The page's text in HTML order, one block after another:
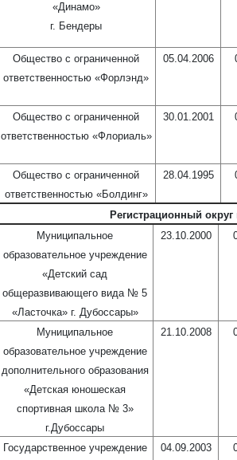
«Динамо»
г. Бендеры
Общество с ограниченной
ответственностью «Форлэнд»
05.04.2006
Общество с ограниченной
ответственностью «Флориаль»
30.01.2001
Общество с ограниченной
ответственностью «Болдинг»
28.04.1995
Регистрационный
Муниципальное
образовательное учреждение
«Детский сад
общеразвивающего вида № 5
«Ласточка» г. Дубоссары»
23.10.2000
Муниципальное
образовательное учреждение
дополнительного образования
«Детская юношеская
спортивная школа № 3»
г.Дубоссары
21.10.2008
Государственное учреждение
04.09.2003